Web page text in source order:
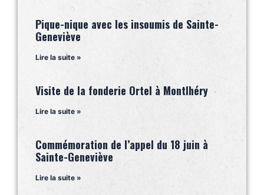
Pique-nique avec les insoumis de Sainte-
Geneviève
Lire la suite »
Visite de la fonderie Ortel à Montlhéry
Lire la suite »
Commémoration de l’appel du 18 juin à
Sainte-Geneviève
Lire la suite »